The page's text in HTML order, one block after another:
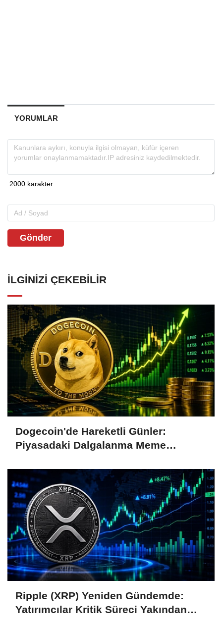
YORUMLAR
Gönder
İLGINIZI ÇEKEBILIR
Dogecoin'de Hareketli Günler:
Piyasadaki Dalgalanma Meme
Ripple (XRP) Yeniden Gündemde:
Yatırımcılar Kritik Süreci Yakından